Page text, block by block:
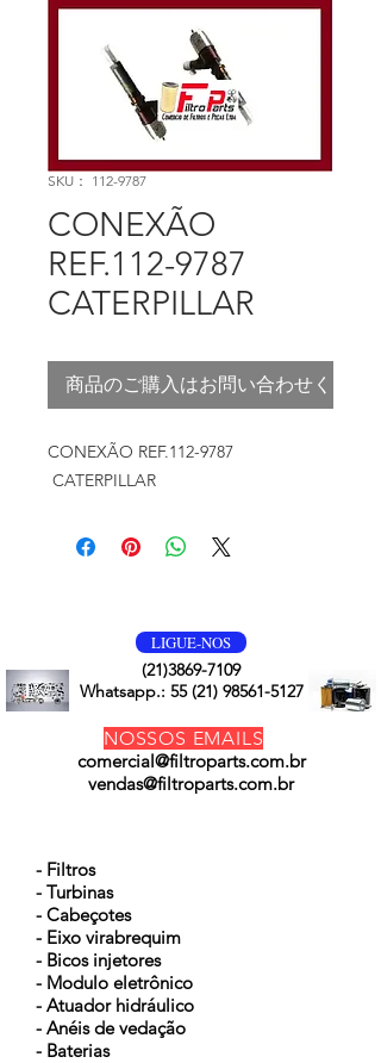
SKU： 112-9787
CONEXÃO
REF.112-9787
CATERPILLAR
商品のご購入はお問い合わせください
CONEXÃO REF.112-9787
CATERPILLAR
LIGUE-NOS
(21)3869-7109
Whatsapp.: 55 (21) 98561-5127
NOSSOS EMAILS
comercial@filtroparts.com.br
vendas@filtroparts.com.br
- Filtros
- Turbinas
- Cabeçotes
- Eixo virabrequim
- Bicos injetores
- Modulo eletrônico
- Atuador hidráulico
- Anéis de vedação
- Baterias